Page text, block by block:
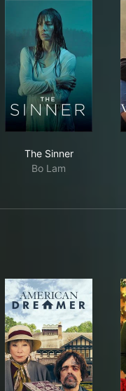
The Sinner
Bo Lam